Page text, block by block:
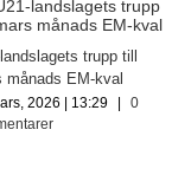
trupp till
månads EM-kval
2026 | 13:29 |
0